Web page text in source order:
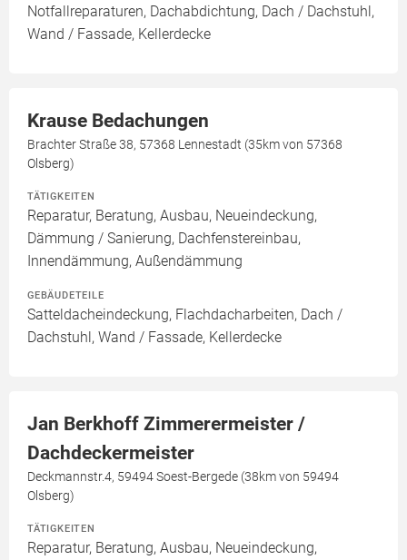
Notfallreparaturen, Dachabdichtung, Dach / Dachstuhl,
Wand / Fassade, Kellerdecke
Krause Bedachungen
Brachter Straße 38, 57368 Lennestadt (35km von 57368
Olsberg)
TÄTIGKEITEN
Reparatur, Beratung, Ausbau, Neueindeckung,
Dämmung / Sanierung, Dachfenstereinbau,
Innendämmung, Außendämmung
GEBÄUDETEILE
Satteldacheindeckung, Flachdacharbeiten, Dach /
Dachstuhl, Wand / Fassade, Kellerdecke
Jan Berkhoff Zimmerermeister /
Dachdeckermeister
Deckmannstr.4, 59494 Soest-Bergede (38km von 59494
Olsberg)
TÄTIGKEITEN
Reparatur, Beratung, Ausbau, Neueindeckung,